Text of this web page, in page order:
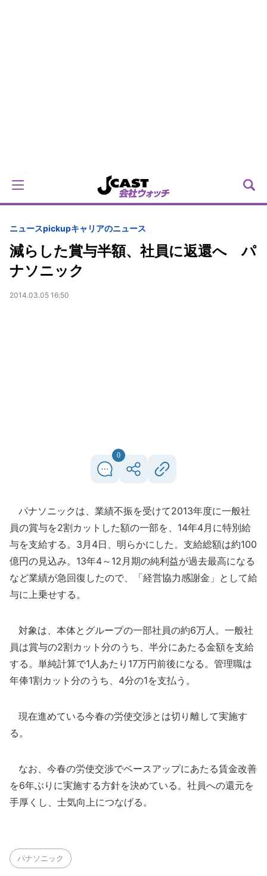
ニュースpickupキャリアのニュース
減らした賞与半額、社員に返還へ パ
ナソニック
2014.03.05 16:50
0
パナソニックは、業績不振を受けて2013年度に一般社
員の賞与を2割カットした額の一部を、14年4月に特別給
与を支給する。3月4日、明らかにした。支給総額は約100
億円の見込み。13年4～12月期の純利益が過去最高になる
など業績が急回復したので、「経営協力感謝金」として給
与に上乗せする。
対象は、本体とグループの一部社員の約6万人。一般社
員は賞与の2割カット分のうち、半分にあたる金額を支給
する。単純計算で1人あたり17万円前後になる。管理職は
年俸1割カット分のうち、4分の1を支払う。
現在進めている今春の労使交渉とは切り離して実施す
る。
なお、今春の労使交渉でベースアップにあたる賃金改善
を6年ぶりに実施する方針を決めている。社員への還元を
手厚くし、士気向上につなげる。
パナソニック